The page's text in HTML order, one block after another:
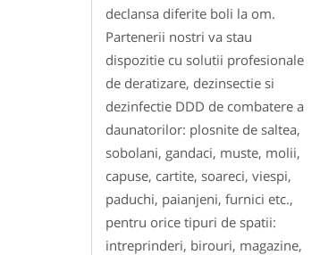
declansa diferite boli la om.
Partenerii nostri va stau
dispozitie cu solutii profesionale
de deratizare, dezinsectie si
dezinfectie DDD de combatere a
daunatorilor: plosnite de saltea,
sobolani, gandaci, muste, molii,
capuse, cartite, soareci, viespi,
paduchi, paianjeni, furnici etc.,
pentru orice tipuri de spatii:
intreprinderi, birouri, magazine,